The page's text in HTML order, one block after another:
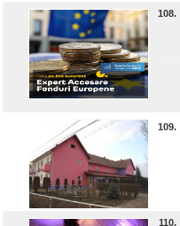
108.
109.
110.